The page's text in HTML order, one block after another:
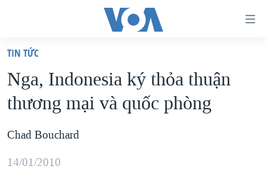
truy
cập
Tới
dung
chính
VIỆT NAM
HOA KỲ
BIỂN ĐÔNG
TIN TỨC
Nga, Indonesia ký thỏa thuận
thương mại và quốc phòng
Chad Bouchard
14/01/2010